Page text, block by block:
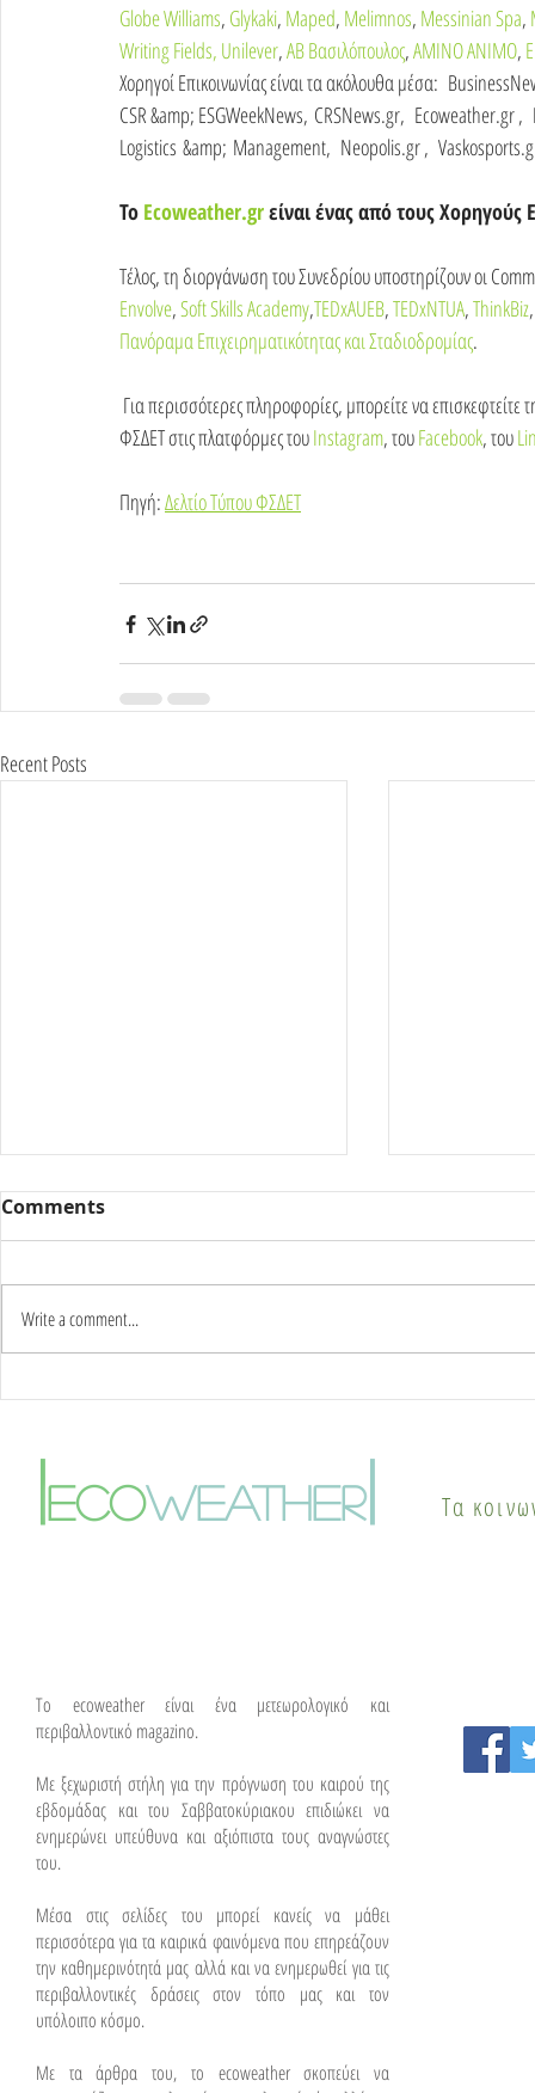
Globe Williams, Glykaki, Maped, Melimnos, Messinian Spa,
Writing Fields, Unilever, ΑΒ Βασιλόπουλος, ΑΜΙΝΟ ΑΝΙΜΟ,
Χορηγοί Επικοινωνίας είναι τα ακόλουθα μέσα:
CSR &amp; ESGWeekNews, CRSNews.gr,  Ecoweather.gr
Logistics &amp; Management,  Neopolis.gr ,
Το Ecoweather.gr είναι ένας από τους Χορηγούς
Τέλος, τη διοργάνωση του Συνεδρίου υποστηρίζουν οι
Envolve, Soft Skills Academy,TEDxAUEB, TEDxNTUA, ThinkBiz
Πανόραμα Επιχειρηματικότητας και Σταδιοδρομίας.
ΦΣΔΕΤ στις πλατφόρμες του Instagram, του Facebook, του
Πηγή: Δελτίο Τύπου ΦΣΔΕΤ
Recent Posts
Καύσωνας δύο ημερών:
Πότε αλλάζει το σκηνικό
του καιρού
Γιατί οι
λύσεις
Comments
Write a comment...
ecoweather| Τα
To ecoweather είναι ένα μετεωρολογικό και
περιβαλλοντικό magazino.
Με ξεχωριστή στήλη για την πρόγνωση του καιρού της
εβδομάδας και του Σαββατοκύριακου επιδιώκει να
ενημερώνει υπεύθυνα και αξιόπιστα τους αναγνώστες
του.
Μέσα στις σελίδες του μπορεί κανείς να μάθει
περισσότερα για τα καιρικά φαινόμενα που επηρεάζουν
την καθημερινότητά μας αλλά και να ενημερωθεί για τις
περιβαλλοντικές δράσεις στον τόπο μας και τον
υπόλοιπο κόσμο.
Με τα άρθρα του, το ecoweather σκοπεύει να